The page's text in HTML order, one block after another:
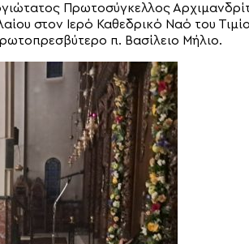
Πρωτοσύγκελλος
στον Ιερό Καθεδρικό Ναό του
π. Βασίλειο Μήλιο.